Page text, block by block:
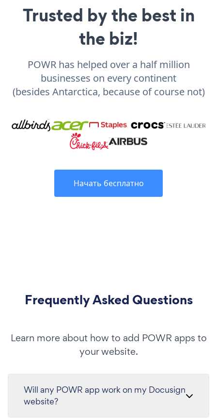
Trusted by the best in
the biz!
POWR has helped over a half million
businesses on every continent
(besides Antarctica, because of course not)
Начать бесплатно
Frequently Asked Questions
Learn more about how to add POWR apps to
your website.
Will any POWR app work on my Docusign
website?